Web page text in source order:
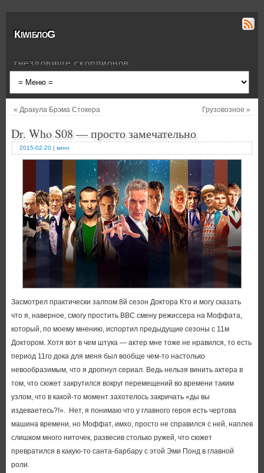
КiwiблоG
гнездовище скорпионов
« Дракула Брэма Стокера Грузовозное»
Dr. Who S08 — просто замечательно
2015-02-20 | кино
Засмотрел практически залпом 8й сезон Доктора Кто и могу сказать
что я, наверное, смогу простить BBC смену режиссера на Моффата,
который, по моему мнению, испортил предыдущие сезоны с 11м
Доктором. Хотя вот в чем штука — актер мне тоже не нравился, то есть
период 11го дока для меня был вообще чем-то настолько
невообразимым, что я дропнул сериал. Ведь нельзя винить актера в
том, что сюжет закрутился вокруг перемещений во времени таким
узлом, что в какой-то момент захотелось закричать «ды вы
издеваетесь?!». Нет, я понимаю что у главного героя есть чертова
машина времени, но Моффат, имхо, просто не справился с ней, наплев
слишком много ниточек, развесив столько ружей, что сюжет
превратился в какую-то санта-барбару с этой Эми Понд в главной
роли.